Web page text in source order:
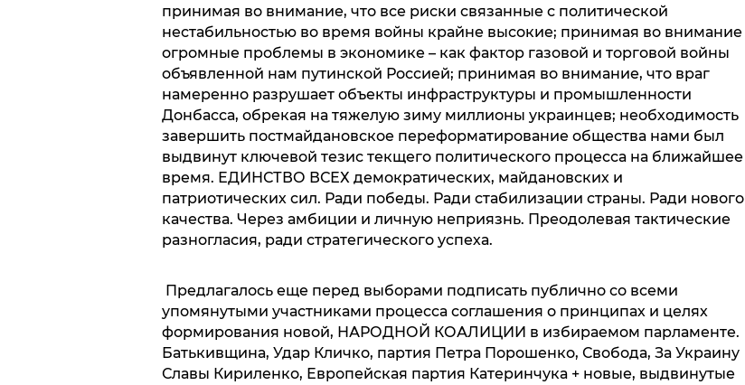
принимая во внимание, что все риски связанные с политической
нестабильностью во время войны крайне высокие; принимая во внимание
огромные проблемы в экономике – как фактор газовой и торговой войны
объявленной нам путинской Россией; принимая во внимание, что враг
намеренно разрушает объекты инфраструктуры и промышленности
Донбасса, обрекая на тяжелую зиму миллионы украинцев; необходимость
завершить постмайдановское переформатирование общества нами был
выдвинут ключевой тезис текщего политического процесса на ближайшее
время. ЕДИНСТВО ВСЕХ демократических, майдановских и
патриотических сил. Ради победы. Ради стабилизации страны. Ради нового
качества. Через амбиции и личную неприязнь. Преодолевая тактические
разногласия, ради стратегического успеха.
Предлагалось еще перед выборами подписать публично со всеми
упомянутыми участниками процесса соглашения о принципах и целях
формирования новой, НАРОДНОЙ КОАЛИЦИИ в избираемом парламенте.
Батькивщина, Удар Кличко, партия Петра Порошенко, Свобода, За Украину
Славы Кириленко, Европейская партия Катеринчука + новые, выдвинутые